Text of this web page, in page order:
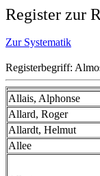
Register zur
Zur Systematik
Registerbegriff:
Allais, Alphonse
Allard, Roger
Allardt, Helmut
Allee